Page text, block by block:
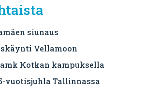
siunaus
Vellamoon
Kotkan kampuksella
vuotisjuhla Tallinnassa